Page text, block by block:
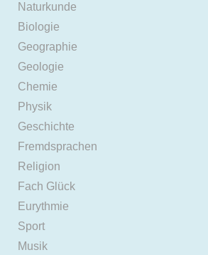
Naturkunde
Biologie
Geographie
Geologie
Chemie
Physik
Geschichte
Fremdsprachen
Religion
Fach Glück
Eurythmie
Sport
Musik